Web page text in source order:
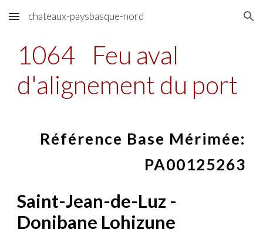
Skip to main content Skip to navigation
chateaux-paysbasque-nord
1064
Feu aval
d'alignement du port
Référence Base Mérimée:
PA00125263
Saint-Jean-de-Luz -
Donibane Lohizune